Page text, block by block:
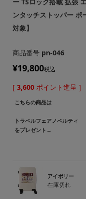
ンタッチストッパー ポ
対象】
商品番号 pn-046
¥19,800税込
[ 3,600 ポイント進呈 ]
こちらの商品は
トラベルフェアノベルティ
をプレゼント→
アイボリー
在庫切れ